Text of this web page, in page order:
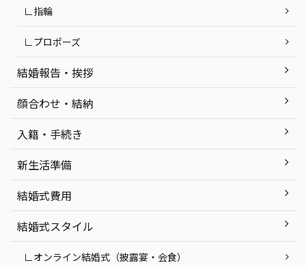
∟指輪
∟プロポーズ
結婚報告・挨拶
顔合わせ・結納
入籍・手続き
新生活準備
結婚式費用
結婚式スタイル
∟オンライン結婚式（披露宴・会食）